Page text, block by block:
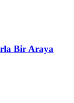
Bir Araya